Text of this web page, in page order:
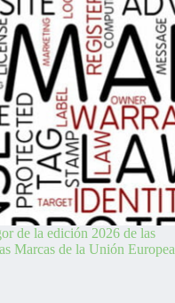
de la edición 2026 de las
Marcas de la Unión Europea